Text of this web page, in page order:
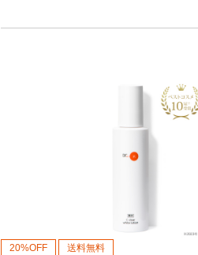
20%OFF 送料無料